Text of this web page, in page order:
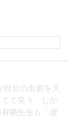
分の名前を天
て笑う、しか
栖先生も「虚